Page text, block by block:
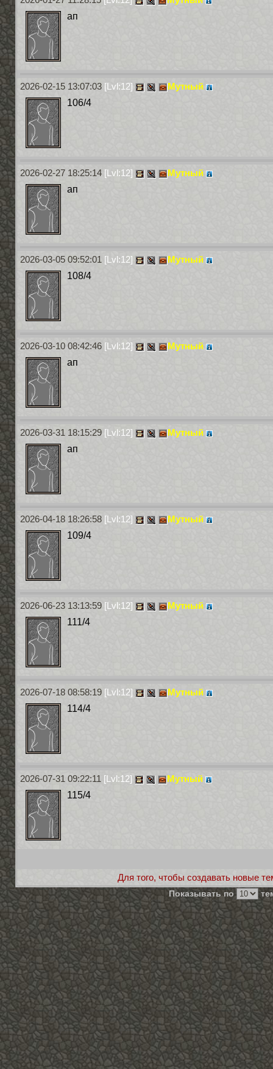
ап
2026-02-15 13:07:03[Lvl:12]
Мутный
106/4
2026-02-27 18:25:14[Lvl:12]
Мутный
ап
2026-03-05 09:52:01 [Lvl:12]
Мутный
108/4
2026-03-10 08:42:46[Lvl:12]
Мутный
ап
2026-03-31 18:15:29[Lvl:12]
Мутный
ап
2026-04-18 18:26:58[Lvl:12]
Мутный
109/4
2026-06-23 13:13:59[Lvl:12]
Мутный
111/4
2026-07-18 08:58:19[Lvl:12]
Мутный
114/4
2026-07-31 09:22:11 [Lvl:12]
Мутный
115/4
Для того, чтобы создавать новые
Показывать по